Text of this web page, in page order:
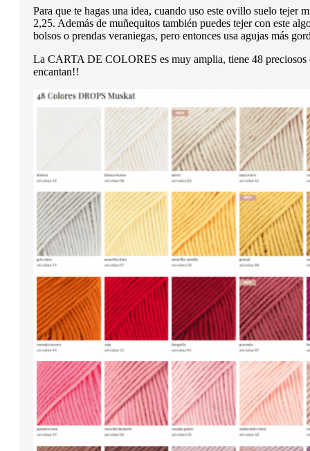
Para que te hagas una idea, cuando uso este ovillo suelo tejer
2,25. Además de muñequitos también puedes tejer con este
bolsos o prendas veraniegas, pero entonces usa agujas más
La CARTA DE COLORES es muy amplia, tiene 48 preciosos
encantan!!